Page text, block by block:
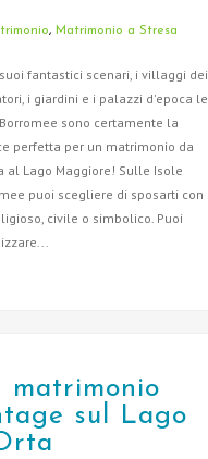
, Matrimonio a Stresa
fantastici scenari, i villaggi dei
i giardini e i palazzi d'epoca le
sono certamente la
perfetta per un matrimonio da
al Lago Maggiore! Sulle Isole
puoi scegliere di sposarti con
civile o simbolico. Puoi
matrimonio
sul Lago